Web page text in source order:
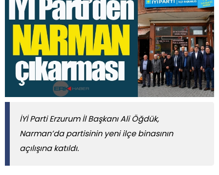
İYİ Parti Erzurum İl Başkanı Ali Öğdük,
Narman’da partisinin yeni ilçe binasının
açılışına katıldı.